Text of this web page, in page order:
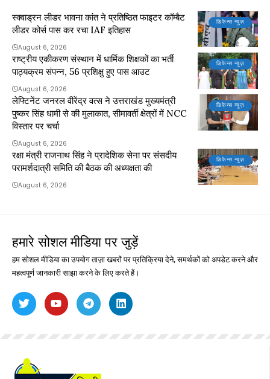
डिफेन्स न्यूज़
स्क्वाड्रन लीडर भावना कांत ने प्रतिष्ठित फाइटर कॉम्बैट
लीडर कोर्स पास कर रचा IAF इतिहास
August 6, 2026
डिफेन्स न्यूज़
राष्ट्रीय एकीकरण संस्थान में धार्मिक शिक्षकों का भर्ती
पाठ्यक्रम संपन्न, 56 प्रशिक्षु हुए पास आउट
August 6, 2026
डिफेन्स न्यूज़
लेफ्टिनेंट जनरल वीरेंद्र वत्स ने उत्तराखंड मुख्यमंत्री
पुष्कर सिंह धामी से की मुलाकात, सीमावर्ती क्षेत्रों में NCC
विस्तार पर चर्चा
August 6, 2026
डिफेन्स न्यूज़
रक्षा मंत्री राजनाथ सिंह ने प्रादेशिक सेना पर संसदीय
परामर्शदात्री समिति की बैठक की अध्यक्षता की
August 6, 2026
हमारे सोशल मीडिया पर जुड़ें
हम सोशल मीडिया का उपयोग ताज़ा खबरों पर प्रतिक्रिया देने, समर्थकों को अपडेट करने और
महत्वपूर्ण जानकारी साझा करने के लिए करते हैं।